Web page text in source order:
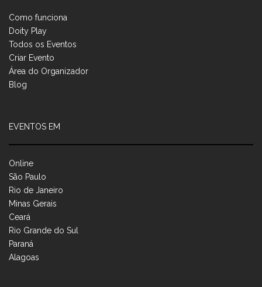
Como funciona
Doity Play
Todos os Eventos
Criar Evento
Área do Organizador
Blog
EVENTOS EM
Online
São Paulo
Rio de Janeiro
Minas Gerais
Ceará
Rio Grande do Sul
Paraná
Alagoas